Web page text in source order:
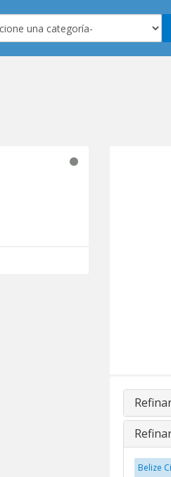
Belize